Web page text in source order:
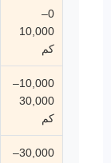
0–
10,000
كم
10,000–
30,000
كم
30,000–